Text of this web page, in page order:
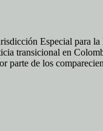
Especial para
transicional en
parte de los